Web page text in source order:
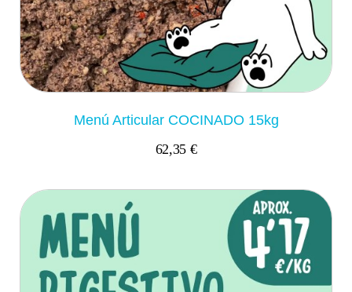
Menú Articular COCINADO 15kg
62,35 €